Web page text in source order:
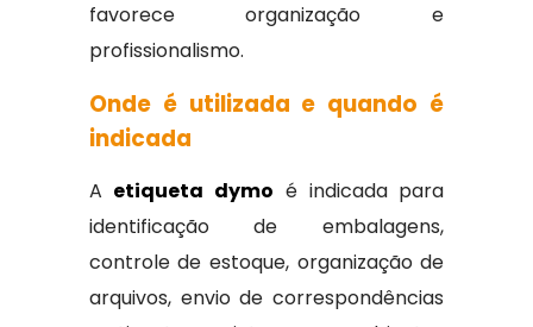
favorece organização e
profissionalismo.
Onde é utilizada e quando é
indicada
A etiqueta dymo é indicada para
identificação de embalagens,
controle de estoque, organização de
arquivos, envio de correspondências